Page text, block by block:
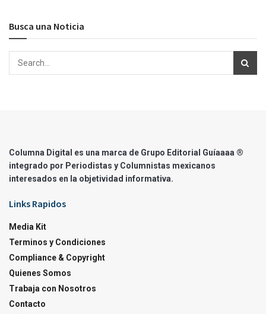
Busca una Noticia
Columna Digital es una marca de Grupo Editorial Guíaaaa ®
integrado por Periodistas y Columnistas mexicanos
interesados en la objetividad informativa.
Links Rapidos
Media Kit
Terminos y Condiciones
Compliance & Copyright
Quienes Somos
Trabaja con Nosotros
Contacto